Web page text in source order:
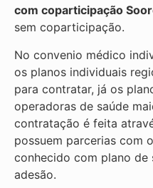
com coparticipação
sem coparticipação.
No convenio médico
os planos individuais
para contratar, já os
operadoras de saúde
contratação é feita
possuem parcerias com
conhecido com plano de
adesão.